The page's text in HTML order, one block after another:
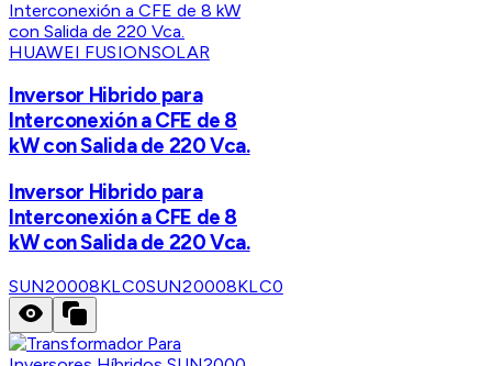
HUAWEI FUSIONSOLAR
Inversor Hibrido para
Interconexión a CFE de 8
kW con Salida de 220 Vca.
Inversor Hibrido para
Interconexión a CFE de 8
kW con Salida de 220 Vca.
SUN20008KLC0SUN20008KLC0